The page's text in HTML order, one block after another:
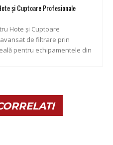
și Cuptoare Profesionale
Hote și Cuptoare
pentru echipamentele din